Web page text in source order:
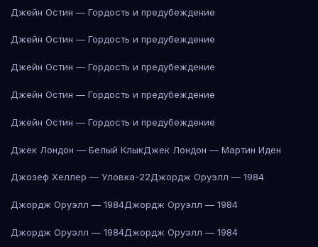
Джейн Остин — Гордость и предубеждение
Джейн Остин — Гордость и предубеждение
Джейн Остин — Гордость и предубеждение
Джейн Остин — Гордость и предубеждение
Джейн Остин — Гордость и предубеждение
Джек Лондон — Белый КлыкДжек Лондон — Мартин Иден
Джозеф Хеллер — Уловка-22Джордж Оруэлл — 1984
Джордж Оруэлл — 1984Джордж Оруэлл — 1984
Джордж Оруэлл — 1984Джордж Оруэлл — 1984